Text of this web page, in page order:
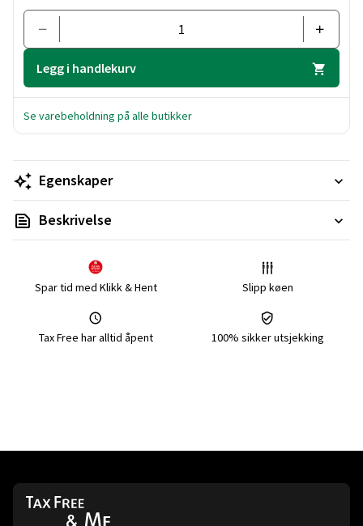
Legg i handlekurv
Se varebeholdning på alle butikker
Egenskaper
Beskrivelse
Spar tid med Klikk & Hent Slipp køen
Tax Free har alltid åpent 100% sikker utsjekking